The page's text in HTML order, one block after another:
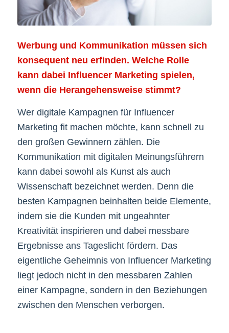
Werbung und Kommunikation müssen sich
konsequent neu erfinden. Welche Rolle
kann dabei Influencer Marketing spielen,
wenn die Herangehensweise stimmt?
Wer digitale Kampagnen für Influencer
Marketing fit machen möchte, kann schnell zu
den großen Gewinnern zählen. Die
Kommunikation mit digitalen Meinungsführern
kann dabei sowohl als Kunst als auch
Wissenschaft bezeichnet werden. Denn die
besten Kampagnen beinhalten beide Elemente,
indem sie die Kunden mit ungeahnter
Kreativität inspirieren und dabei messbare
Ergebnisse ans Tageslicht fördern. Das
eigentliche Geheimnis von Influencer Marketing
liegt jedoch nicht in den messbaren Zahlen
einer Kampagne, sondern in den Beziehungen
zwischen den Menschen verborgen.